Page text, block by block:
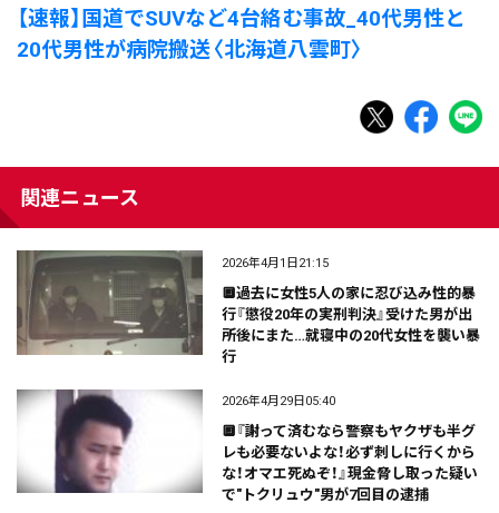
【速報】国道でSUVなど4台絡む事故_40代男性と
20代男性が病院搬送〈北海道八雲町〉
関連ニュース
2026年4月1日21:15
🔲過去に女性5人の家に忍び込み性的暴
行『懲役20年の実刑判決』受けた男が出
所後にまた…就寝中の20代女性を襲い暴
行
2026年4月29日05:40
🔲『謝って済むなら警察もヤクザも半グ
レも必要ないよな！必ず刺しに行くから
な！オマエ死ぬぞ！』現金脅し取った疑い
で"トクリュウ"男が7回目の逮捕